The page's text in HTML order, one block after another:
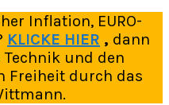
Inflation, EURO-
KLICKE HIER , dann
und den
Freiheit durch das